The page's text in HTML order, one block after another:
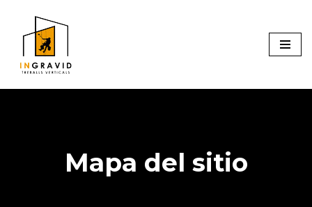
Vés
contingut
Mapa del sitio